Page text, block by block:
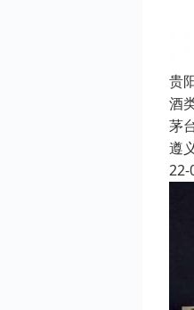
贵
酒
茅
遵
22-